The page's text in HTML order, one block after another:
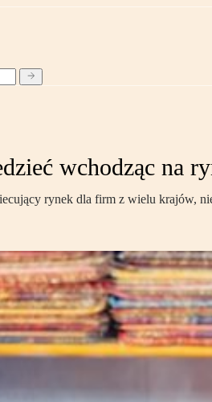
wchodząc na
rynek dla firm z wielu krajów,